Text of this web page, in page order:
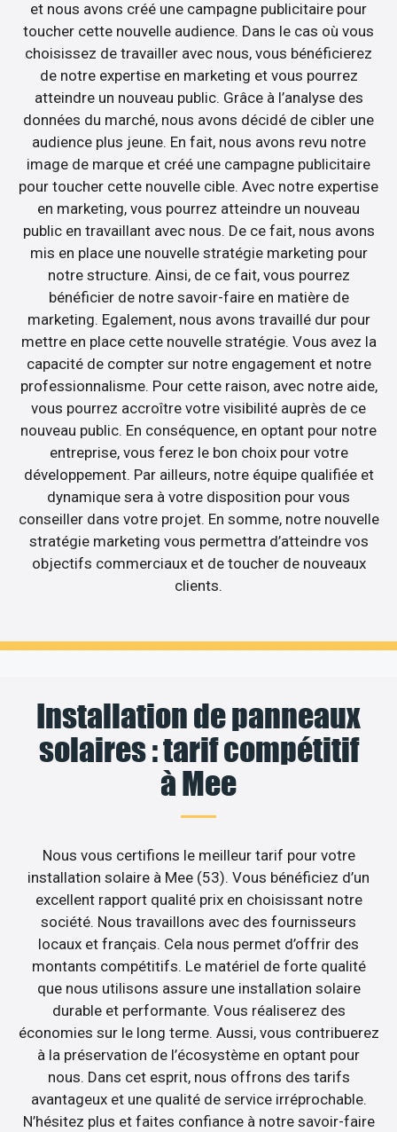
et nous avons créé une campagne publicitaire pour
toucher cette nouvelle audience. Dans le cas où vous
choisissez de travailler avec nous, vous bénéficierez
de notre expertise en marketing et vous pourrez
atteindre un nouveau public. Grâce à l’analyse des
données du marché, nous avons décidé de cibler une
audience plus jeune. En fait, nous avons revu notre
image de marque et créé une campagne publicitaire
pour toucher cette nouvelle cible. Avec notre expertise
en marketing, vous pourrez atteindre un nouveau
public en travaillant avec nous. De ce fait, nous avons
mis en place une nouvelle stratégie marketing pour
notre structure. Ainsi, de ce fait, vous pourrez
bénéficier de notre savoir-faire en matière de
marketing. Egalement, nous avons travaillé dur pour
mettre en place cette nouvelle stratégie. Vous avez la
capacité de compter sur notre engagement et notre
professionnalisme. Pour cette raison, avec notre aide,
vous pourrez accroître votre visibilité auprès de ce
nouveau public. En conséquence, en optant pour notre
entreprise, vous ferez le bon choix pour votre
développement. Par ailleurs, notre équipe qualifiée et
dynamique sera à votre disposition pour vous
conseiller dans votre projet. En somme, notre nouvelle
stratégie marketing vous permettra d’atteindre vos
objectifs commerciaux et de toucher de nouveaux
clients.
Installation de panneaux
solaires : tarif compétitif
à Mee
Nous vous certifions le meilleur tarif pour votre
installation solaire à Mee (53). Vous bénéficiez d’un
excellent rapport qualité prix en choisissant notre
société. Nous travaillons avec des fournisseurs
locaux et français. Cela nous permet d’offrir des
montants compétitifs. Le matériel de forte qualité
que nous utilisons assure une installation solaire
durable et performante. Vous réaliserez des
économies sur le long terme. Aussi, vous contribuerez
à la préservation de l’écosystème en optant pour
nous. Dans cet esprit, nous offrons des tarifs
avantageux et une qualité de service irréprochable.
N’hésitez plus et faites confiance à notre savoir-faire